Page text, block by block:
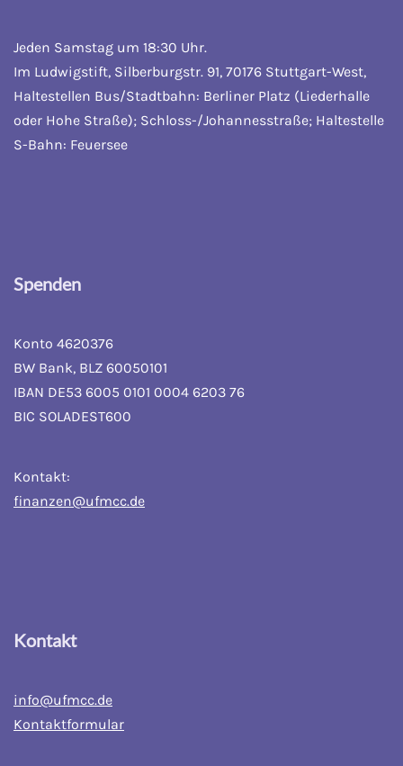
Jeden Samstag um 18:30 Uhr.
Im Ludwigstift, Silberburgstr. 91, 70176 Stuttgart-West,
Haltestellen Bus/Stadtbahn: Berliner Platz (Liederhalle
oder Hohe Straße); Schloss-/Johannesstraße; Haltestelle
S-Bahn: Feuersee
Spenden
Konto 4620376
BW Bank, BLZ 60050101
IBAN DE53 6005 0101 0004 6203 76
BIC SOLADEST600
Kontakt:
finanzen@ufmcc.de
Kontakt
info@ufmcc.de
Kontaktformular